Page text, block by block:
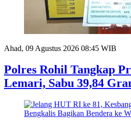
Ahad, 09 Agustus 2026 08:45 WIB
Polres Rohil Tangkap
Lemari, Sabu 39,84